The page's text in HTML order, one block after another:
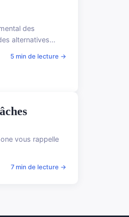
des
alternatives...
5 min de lecture →
vous rappelle
7 min de lecture →